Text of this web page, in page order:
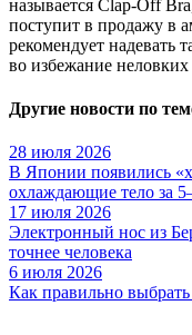
называется Clap-Off
поступит в продажу в
рекомендует надевать
во избежание
Другие новости по
28 июля 2026
В Японии появились
охлаждающие тело за
17 июля 2026
Электронный нос из
точнее человека
6 июля 2026
Как правильно